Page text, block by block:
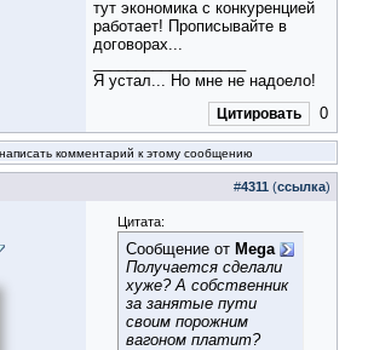
тут экономика с конкуренцией
работает! Прописывайте в
договорах...
Я устал... Но мне не надоело!
Цитировать 0
комментарий к этому сообщению
#4311 (ссылка)
Цитата:
Сообщение от Mega
Получается сделали
хуже? А собственник
за занятые пути
своим порожним
вагоном платит?